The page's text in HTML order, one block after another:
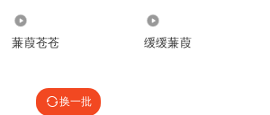
蒹葭苍苍 缓缓蒹葭
换一批